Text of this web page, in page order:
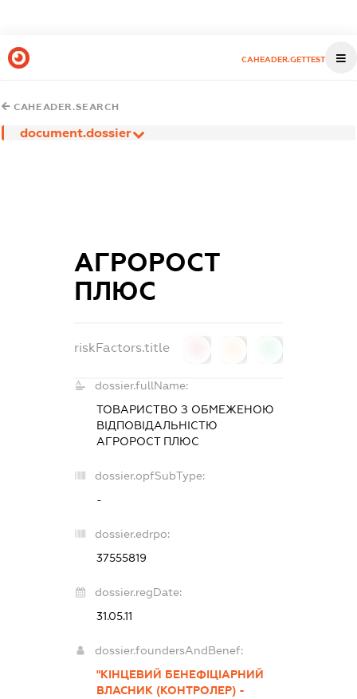
CAHEADER.GETTEST
CAHEADER.SEARCH
document.dossier
АГРОРОСТ
ПЛЮС
riskFactors.title
dossier.fullName:
ТОВАРИСТВО З ОБМЕЖЕНОЮ
ВІДПОВІДАЛЬНІСТЮ
АГРОРОСТ ПЛЮС
dossier.opfSubType:
-
dossier.edrpo:
37555819
dossier.regDate:
31.05.11
dossier.foundersAndBenef:
"КІНЦЕВИЙ БЕНЕФІЦІАРНИЙ
ВЛАСНИК (КОНТРОЛЕР) -